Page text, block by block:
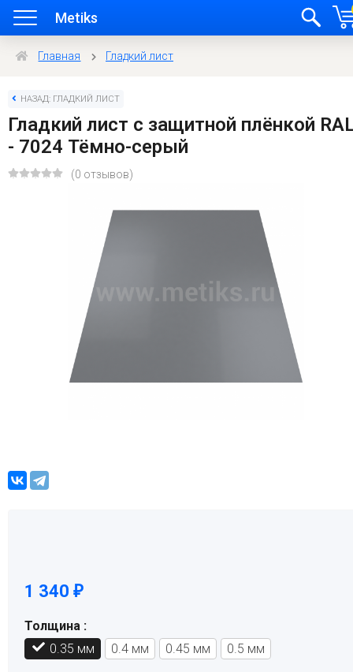
Metiks
Главная Гладкий лист
НАЗАД: ГЛАДКИЙ ЛИСТ
Гладкий лист с защитной плёнкой
- 7024 Тёмно-серый
(0 отзывов)
1 340 ₽
Толщина :
0.35 мм
0.4 мм 0.45 мм 0.5 мм